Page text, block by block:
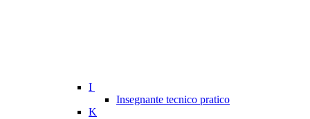
I
Insegnante tecnico pratico
K